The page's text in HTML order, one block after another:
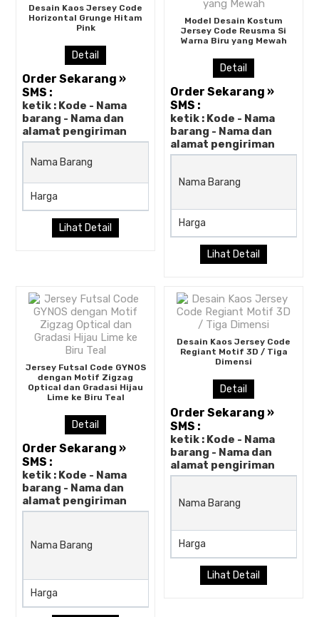
Desain Kaos Jersey Code
Horizontal Grunge Hitam
Pink
Detail
Order Sekarang »
SMS :
ketik : Kode - Nama
barang - Nama dan
alamat pengiriman
Nama Barang
Desain Kaos Jersey Code
Harga
Lihat Detail
Model Desain Kostum
Jersey Code Reusma Si
Warna Biru yang Mewah
Detail
Order Sekarang »
SMS :
ketik : Kode - Nama
barang - Nama dan
alamat pengiriman
Nama Barang
Harga
Lihat Detail
Jersey Futsal Code GYNOS
dengan Motif Zigzag
Optical dan Gradasi Hijau
Lime ke Biru Teal
Detail
Order Sekarang »
SMS :
ketik : Kode - Nama
barang - Nama dan
alamat pengiriman
Nama Barang
dengan Motif Zigzag
dan Gradasi Hijau Lime ke
Teal
Harga
Desain Kaos Jersey Code
Regiant Motif 3D / Tiga
Dimensi
Detail
Order Sekarang »
SMS :
ketik : Kode - Nama
barang - Nama dan
alamat pengiriman
Nama Barang
Harga
Lihat Detail